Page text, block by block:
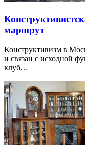
маршрут
Конструктивизм в
и связан с исходной
клуб…